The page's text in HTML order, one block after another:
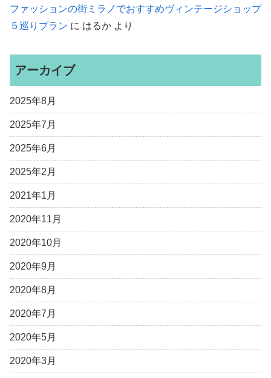
ファッションの街ミラノでおすすめヴィンテージショップ
５巡りプラン に はるか より
アーカイブ
2025年8月
2025年7月
2025年6月
2025年2月
2021年1月
2020年11月
2020年10月
2020年9月
2020年8月
2020年7月
2020年5月
2020年3月